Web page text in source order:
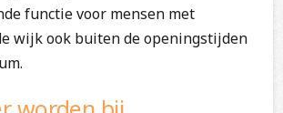
functie voor mensen met
wijk ook buiten de openingstijden